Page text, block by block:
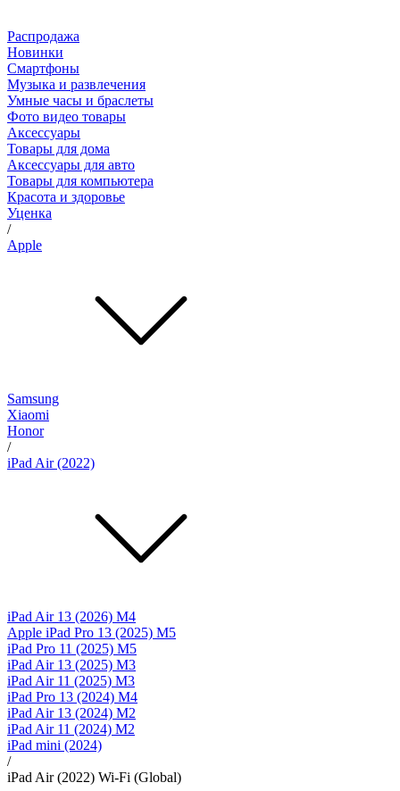
Распродажа
Новинки
Смартфоны
Музыка и развлечения
Умные часы и браслеты
Фото видео товары
Аксессуары
Товары для дома
Аксессуары для авто
Товары для компьютера
Красота и здоровье
Уценка
/
Apple
Samsung
Xiaomi
Honor
/
iPad Air (2022)
iPad Air 13 (2026) M4
Apple iPad Pro 13 (2025) M5
iPad Pro 11 (2025) M5
iPad Air 13 (2025) M3
iPad Air 11 (2025) M3
iPad Pro 13 (2024) M4
iPad Air 13 (2024) M2
iPad Air 11 (2024) M2
iPad mini (2024)
/
iPad Air (2022) Wi-Fi (Global)